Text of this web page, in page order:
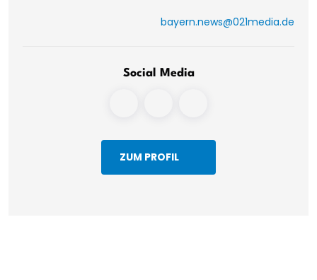
bayern.news@021media.de
Social Media
ZUM PROFIL